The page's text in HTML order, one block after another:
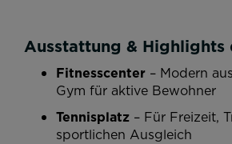
Ausstattung & Highlights
Fitnesscenter – Modern
Gym für aktive Bewohner
Tennisplatz – Für Freizeit,
sportlichen Ausgleich